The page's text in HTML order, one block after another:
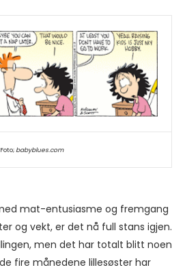
Foto;babyblues.com
mat-entusiasme og fremgang
og vekt, er det nå full stans igjen.
men det har totalt blitt noen
fire månedene lillesøster har